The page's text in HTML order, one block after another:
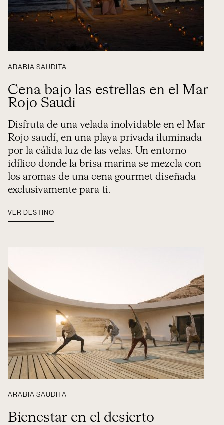
ARABIA SAUDITA
Cena bajo las estrellas en el Mar
Rojo Saudi
Disfruta de una velada inolvidable en el Mar
Rojo saudí, en una playa privada iluminada
por la cálida luz de las velas. Un entorno
idílico donde la brisa marina se mezcla con
los aromas de una cena gourmet diseñada
exclusivamente para ti.
VER DESTINO
ARABIA SAUDITA
Bienestar en el desierto